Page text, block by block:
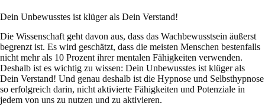
Dein Unbewusstes ist klüger als Dein Verstand!
Die Wissenschaft geht davon aus, dass das Wachbewusstsein äußerst
begrenzt ist. Es wird geschätzt, dass die meisten Menschen bestenfalls
nicht mehr als 10 Prozent ihrer mentalen Fähigkeiten verwenden.
Deshalb ist es wichtig zu wissen: Dein Unbewusstes ist klüger als
Dein Verstand! Und genau deshalb ist die Hypnose und Selbsthypnose
so erfolgreich darin, nicht aktivierte Fähigkeiten und Potenziale in
jedem von uns zu nutzen und zu aktivieren.